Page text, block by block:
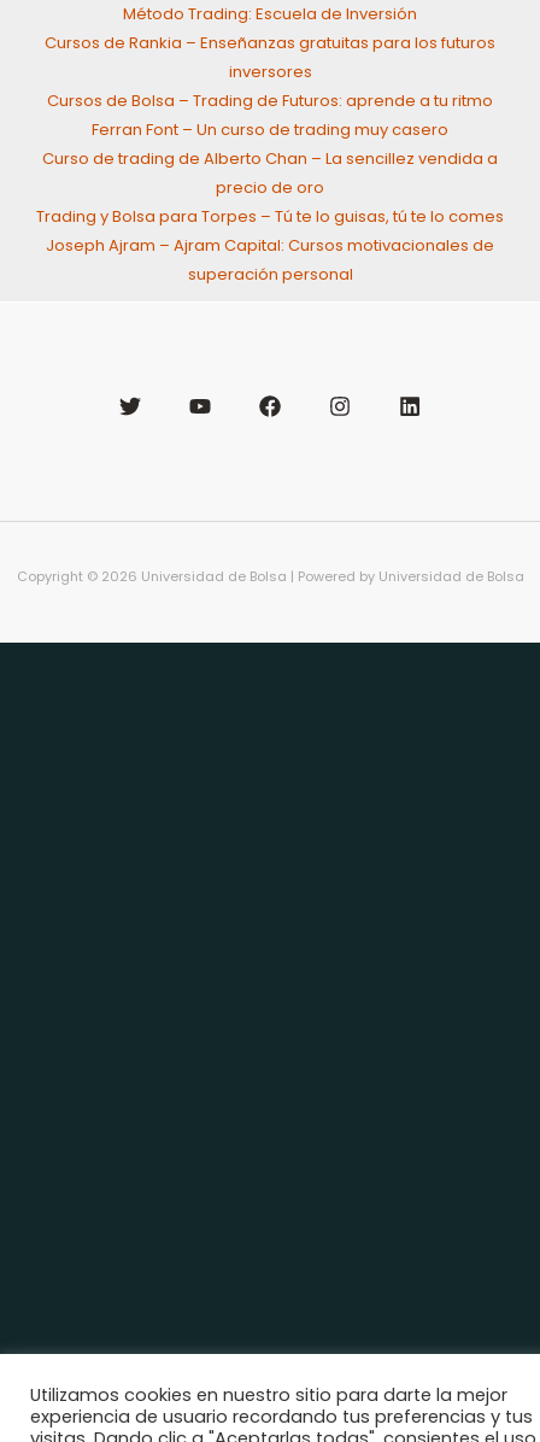
Método Trading: Escuela de Inversión
Cursos de Rankia – Enseñanzas gratuitas para los futuros
inversores
Cursos de Bolsa – Trading de Futuros: aprende a tu ritmo
Ferran Font – Un curso de trading muy casero
Curso de trading de Alberto Chan – La sencillez vendida a
precio de oro
Trading y Bolsa para Torpes – Tú te lo guisas, tú te lo comes
Joseph Ajram – Ajram Capital: Cursos motivacionales de
superación personal
Copyright © 2026 Universidad de Bolsa | Powered by Universidad de Bolsa
Utilizamos cookies en nuestro sitio para darte la mejor
experiencia de usuario recordando tus preferencias y tus